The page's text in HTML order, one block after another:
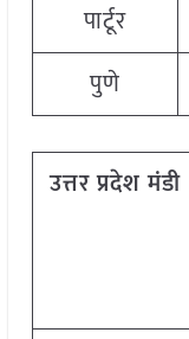
पार्टूर
पुणे
उत्तरप्रदेश मंडी